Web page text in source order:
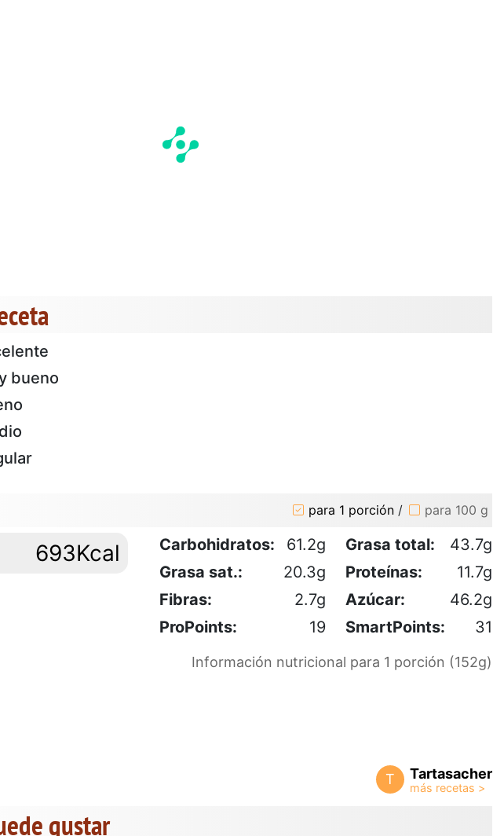
bueno
para 1 porción / para 100 g
693Kcal Carbohidratos: 61.2g Grasa total:
43.7g
Grasa sat.:
20.3g Proteínas:
11.7g
Fibras:
2.7g Azúcar:
46.2g
ProPoints:
19 SmartPoints: 31
Información nutricional para 1 porción (152g)
T Tartasacher
gustar